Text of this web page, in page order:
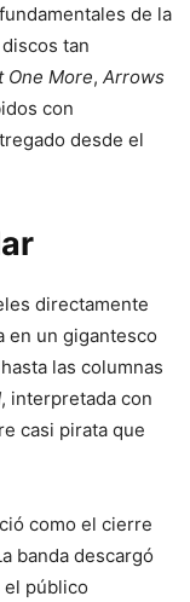
de la
tan
One More, Arrows
con
desde el
directamente
en un gigantesco
las columnas
, interpretada con
casi pirata que
como el cierre
banda descargó
público